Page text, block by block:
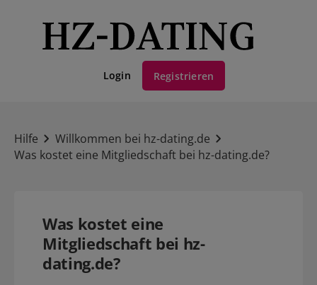
Login Registrieren
Hilfe
Willkommen bei hz-dating.de
Was kostet eine Mitgliedschaft bei hz-dating.de?
Was kostet eine
Mitgliedschaft bei hz-
dating.de?